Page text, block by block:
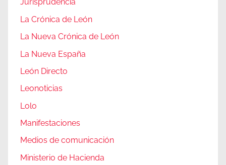
Jurisprudencia
La Crónica de León
La Nueva Crónica de León
La Nueva España
León Directo
Leonoticias
Lolo
Manifestaciones
Medios de comunicación
Ministerio de Hacienda